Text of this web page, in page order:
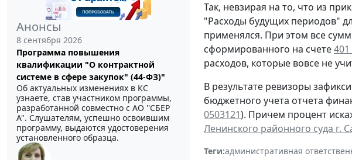
Анонсы
8 сентября 2026
Программа повышения
квалификации "О контрактной
системе в сфере закупок" (44-ФЗ)"
Об актуальных изменениях в КС
узнаете, став участником программы,
разработанной совместно с АО ''СБЕР
А". Слушателям, успешно освоившим
программу, выдаются удостоверения
установленного образца.
Так, невзирая на то, что из
"Расходы будущих периодов"
применялся. При этом все
сформированного на счете401
расходов, которые вовсе не
В результате ревизоры
бюджетного учета отчета
0503121). Причем процент
Ленинского районного суда г.
Теги:административная